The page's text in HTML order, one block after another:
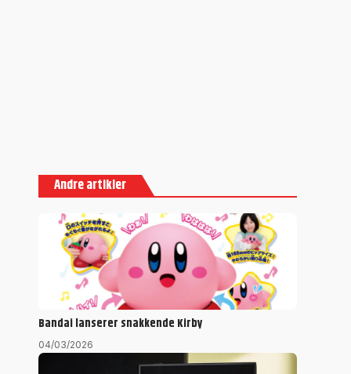
Andre artikler
Bandai lanserer snakkende Kirby
04/03/2026